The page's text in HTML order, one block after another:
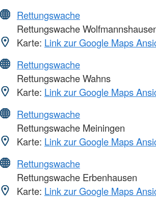
Rettungswache
Rettungswache
Karte: Link zur Google Maps
Rettungswache
Rettungswache Wahns
Karte: Link zur Google Maps
Rettungswache
Rettungswache Meiningen
Karte: Link zur Google Maps
Rettungswache
Rettungswache Erbenhausen
Karte: Link zur Google Maps